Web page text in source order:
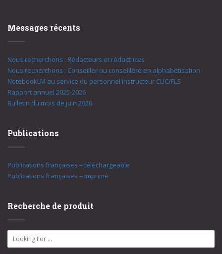
Messages récents
Nous recherchons : Rédacteurs et rédactrices
Nous recherchons : Conseiller ou conseillère en alphabétisation
NotebookLM au service du personnel instructeur CLIC/FLS
Rapport annuel 2025-2026
Bulletin du mois de juin 2026
Publications
Publications françaises – téléchargeable
Publications françaises – imprimé
Recherche de produit